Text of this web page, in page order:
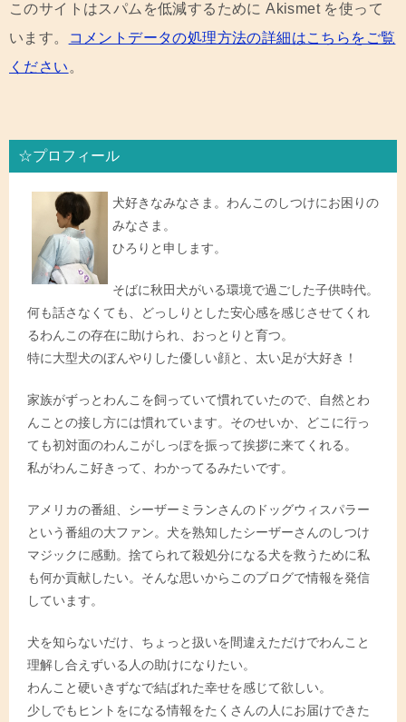
このサイトはスパムを低減するために Akismet を使って
います。
コメントデータの処理方法の詳細はこちらをご覧
ください。
☆プロフィール
犬好きなみなさま。わんこのしつけにお困りの
みなさま。
ひろりと申します。
そばに秋田犬がいる環境で過ごした子供時代。
何も話さなくても、どっしりとした安心感を感じさせてくれ
るわんこの存在に助けられ、おっとりと育つ。
特に大型犬のぼんやりした優しい顔と、太い足が大好き！
家族がずっとわんこを飼っていて慣れていたので、自然とわ
んことの接し方には慣れています。そのせいか、どこに行っ
ても初対面のわんこがしっぽを振って挨拶に来てくれる。
私がわんこ好きって、わかってるみたいです。
アメリカの番組、シーザーミランさんのドッグウィスパラー
という番組の大ファン。犬を熟知したシーザーさんのしつけ
マジックに感動。捨てられて殺処分になる犬を救うために私
も何か貢献したい。そんな思いからこのブログで情報を発信
しています。
犬を知らないだけ、ちょっと扱いを間違えただけでわんこと
理解し合えずいる人の助けになりたい。
わんこと硬いきずなで結ばれた幸せを感じて欲しい。
少しでもヒントをになる情報をたくさんの人にお届けできた